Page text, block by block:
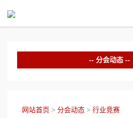
分会动态
行业竞赛
网站首页 > 分会动态 > 行业竞赛